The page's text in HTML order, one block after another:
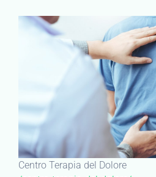
Centro Terapia del Dolore